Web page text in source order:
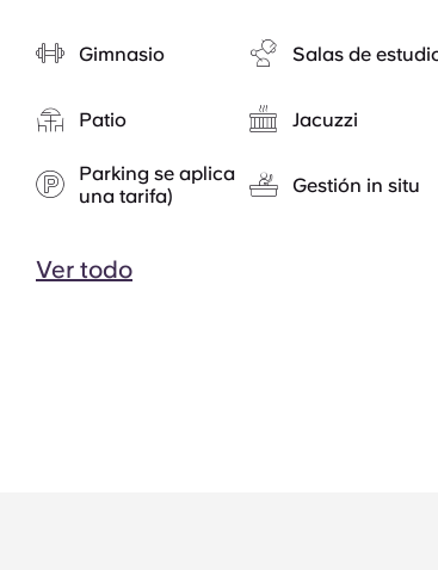
Gimnasio Salas de
Patio Jacuzzi
Parking se aplica
una tarifa)
Gestión in situ
Ver todo